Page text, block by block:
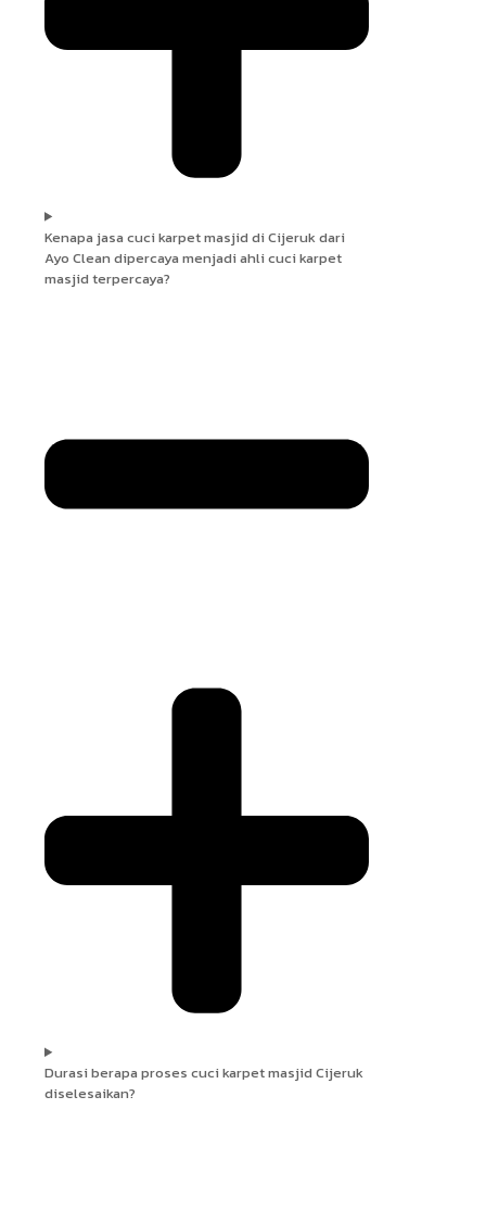
Kenapa jasa cuci karpet masjid di Cijeruk dari
Ayo Clean dipercaya menjadi ahli cuci karpet
masjid terpercaya?
Durasi berapa proses cuci karpet masjid Cijeruk
diselesaikan?